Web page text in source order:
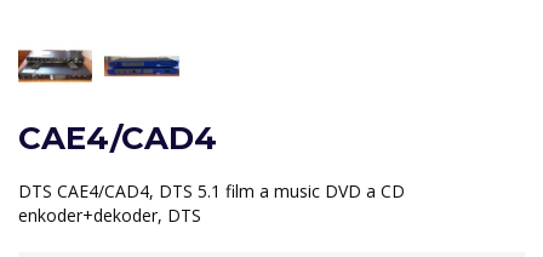
CAE4/CAD4
DTS CAE4/CAD4, DTS 5.1 film a music DVD a CD
enkoder+dekoder, DTS